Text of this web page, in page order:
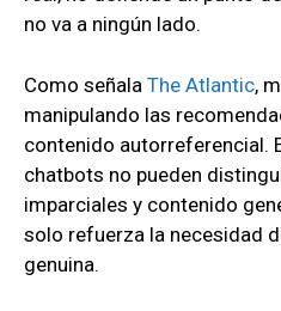
no va a ningún lado.
Como señala The Atlantic,
manipulando las
contenido autorreferencial.
chatbots no pueden
imparciales y contenido
solo refuerza la necesidad
genuina.